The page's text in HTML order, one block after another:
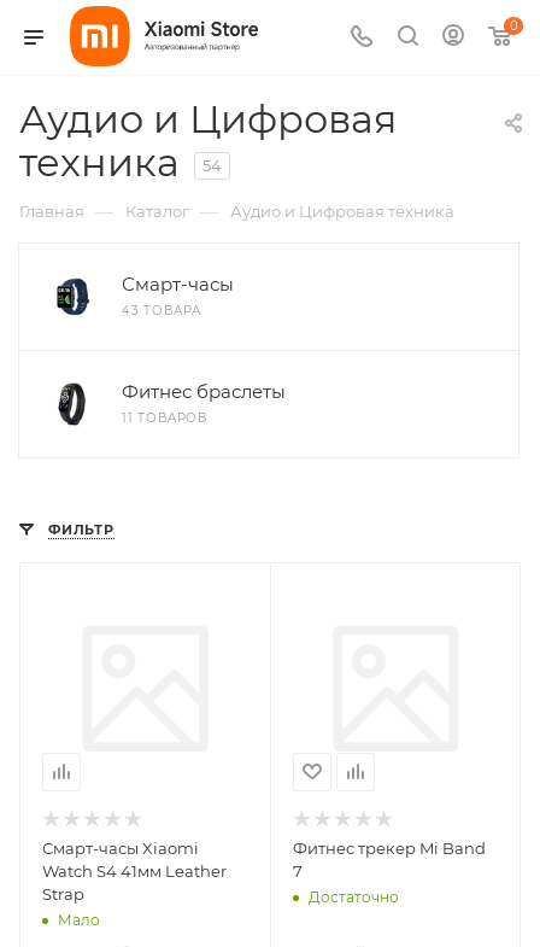
0
Аудио и Цифровая
техника
54
Главная — Каталог — Аудио и Цифровая техника
Смарт-часы
43 ТОВАРА
Фитнес браслеты
11 ТОВАРОВ
ФИЛЬТР
Смарт-часы Xiaomi
Watch S4 41мм Leather
Strap
Мало
Фитнес трекер Mi Band
7
Достаточно